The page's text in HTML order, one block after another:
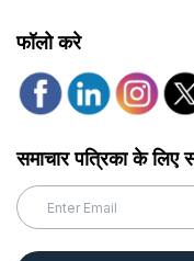
फॉलो करे
समाचार पत्रिका के लिए